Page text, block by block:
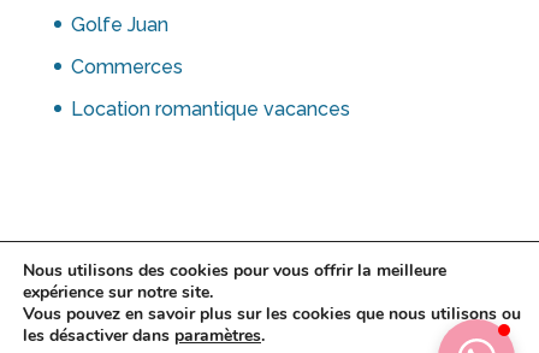
Golfe Juan
Commerces
Location romantique vacances
Nous utilisons des cookies pour vous offrir la meilleure
expérience sur notre site.
Vous pouvez en savoir plus sur les cookies que nous utilisons ou
les désactiver dans paramètres.